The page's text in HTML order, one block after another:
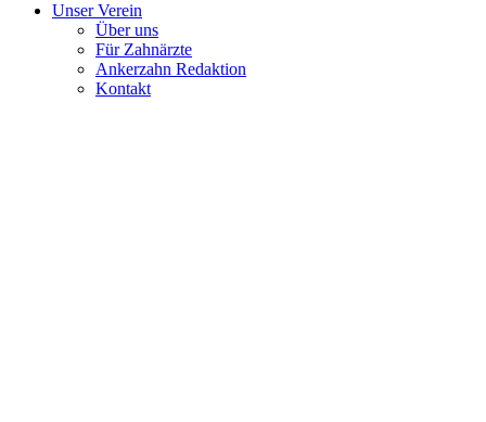
Unser Verein
Über uns
Für Zahnärzte
Ankerzahn Redaktion
Kontakt